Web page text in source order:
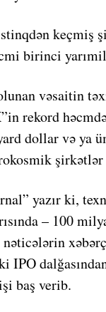
keçmiş
birinci
vəsaitin
in rekord
dollar və ya
şirkətlər
yazır ki,
– 100
nəticələrin
IPO
baş verib.